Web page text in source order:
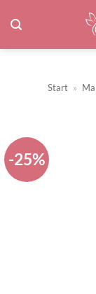
Inhalt
springen
Start »
-25%